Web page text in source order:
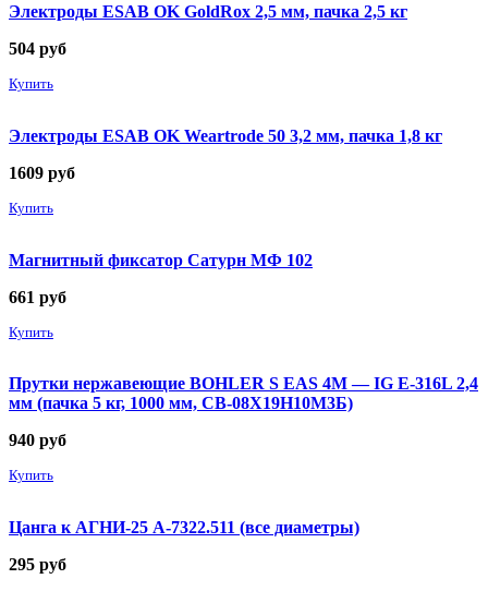
Электроды ESAB OK GoldRox 2,5 мм, пачка 2,5 кг
504 руб
Купить
Электроды ESAB OK Weartrode 50 3,2 мм, пачка 1,8 кг
1609 руб
Купить
Магнитный фиксатор Сатурн МФ 102
661 руб
Купить
Прутки нержавеющие BOHLER S EAS 4M — IG E-316L 2,4
мм (пачка 5 кг, 1000 мм, СВ-08Х19Н10М3Б)
940 руб
Купить
Цанга к АГНИ-25 А-7322.511 (все диаметры)
295 руб